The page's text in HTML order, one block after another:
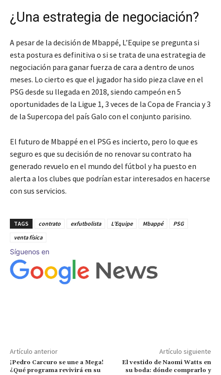
¿Una estrategia de negociación?
A pesar de la decisión de Mbappé, L’Equipe se pregunta si
esta postura es definitiva o si se trata de una estrategia de
negociación para ganar fuerza de cara a dentro de unos
meses. Lo cierto es que el jugador ha sido pieza clave en el
PSG desde su llegada en 2018, siendo campeón en 5
oportunidades de la Ligue 1, 3 veces de la Copa de Francia y 3
de la Supercopa del país Galo con el conjunto parisino.
El futuro de Mbappé en el PSG es incierto, pero lo que es
seguro es que su decisión de no renovar su contrato ha
generado revuelo en el mundo del fútbol y ha puesto en
alerta a los clubes que podrían estar interesados en hacerse
con sus servicios.
TAGS contrato exfutbolista L’Equipe Mbappé
PSG
venta física
Síguenos en
Artículo anterior
¡Pedro Carcuro se une a Mega!
¿Qué programa revivirá en su
Artículo siguiente
El vestido de Naomi Watts en
su boda: dónde comprarlo y